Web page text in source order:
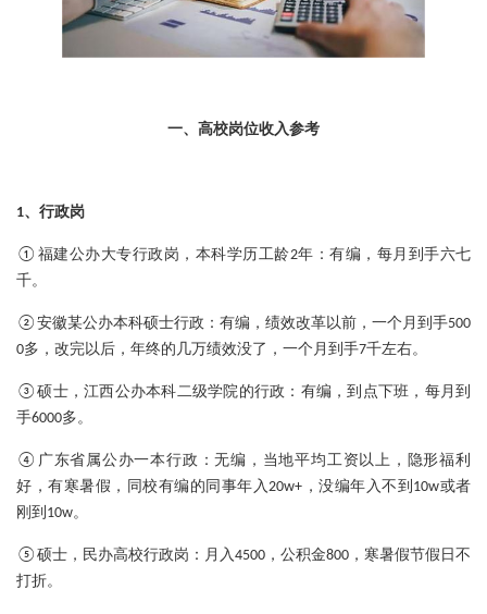
一、高校岗位收入参考
1、行政岗
①福建公办大专行政岗，本科学历工龄2年 ： 有编，每月到手六七
千。
②安徽某公办本科硕士行政 ： 有编，绩效改革以前，一个月到手500
0多，改完以后，年终的几万绩效没了，一个月到手7千左右。
③硕士，江西公办本科二级学院的行政 ： 有编，到点下班，每月到
手6000多。
④广东省属公办一本行政 ：无编，当地平均工资以上，隐形福利
好，有寒暑假，同校有编的同事年入20w+，没编年入不到10w或者
刚到10w。
⑤硕士，民办高校行政岗 ： 月入4500，公积金800，寒暑假节假日不
打折。